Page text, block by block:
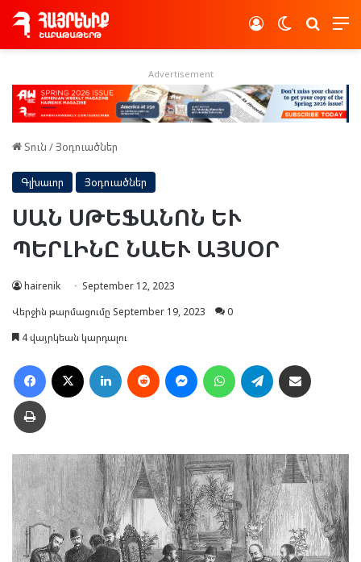
Switch skin
Log In
Advertisement
Տուն /Յօդուածներ
Գլխաւոր Յօդուածներ
ՍԱՆ ՍԹԵՖԱՆՈՆ ԵՒ
ՊԵՐԼԻՆԸ ՆԱԵՒ ԱՅՍՕՐ
hairenik
September 12, 2023
Վերջին թարմացումը September 19, 2023
0
4 վայրկեան կարդալու
Facebook LinkedIn Reddit MessengerWhatsAppTelegram
Տպել